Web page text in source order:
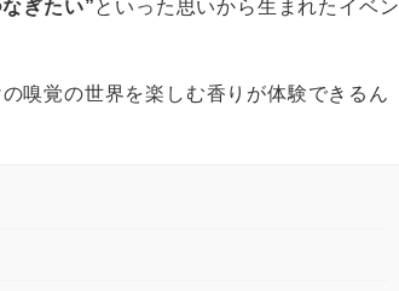
ぎたい”といった思いから生まれたイベン
嗅覚の世界を楽しむ香りが体験できるん